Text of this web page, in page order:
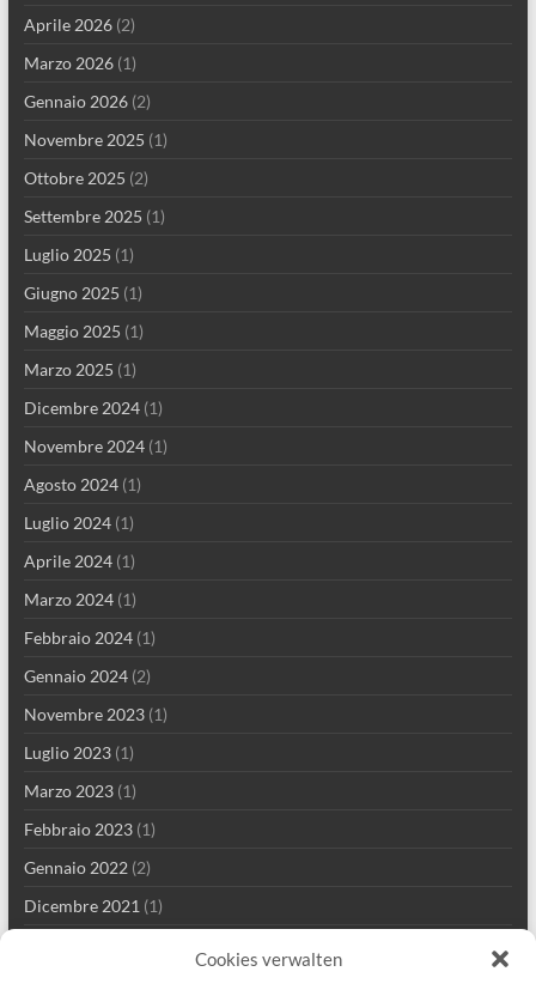
Cookies verwalten
Aprile 2026(2)
Marzo 2026(1)
Gennaio 2026(2)
Novembre 2025 (1)
Ottobre 2025 (2)
Settembre 2025 (1)
Luglio 2025 (1)
Giugno 2025 (1)
Maggio 2025 (1)
Marzo 2025 (1)
Dicembre 2024(1)
Novembre 2024(1)
Agosto 2024(1)
Luglio 2024(1)
Aprile 2024(1)
Marzo 2024(1)
Febbraio 2024(1)
Gennaio 2024(2)
Novembre 2023(1)
Luglio 2023(1)
Marzo 2023(1)
Febbraio 2023(1)
Gennaio 2022(2)
Dicembre 2021 (1)